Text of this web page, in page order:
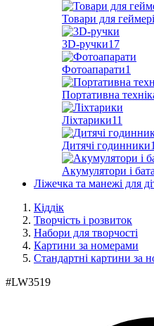
Товари для
3D-ручки17
Фотоапарати1
Портативна
Ліхтарики11
Дитячі годинники1
Акумулятори і
Ліжечка та манежі для
Кіддік
Творчість і розвиток
Набори для творчості
Картини за номерами
Стандартні картини за
#LW3519